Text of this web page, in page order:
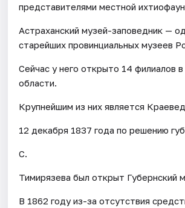
представителями местной
Астраханский музей-заповедник —
старейших провинциальных музеев
Сейчас у него открыто 14 филиалов
области.
Крупнейшим из них является
12 декабря 1837 года по решению
С.
Тимирязева был открыт Губернский
В 1862 году из-за отсутствия